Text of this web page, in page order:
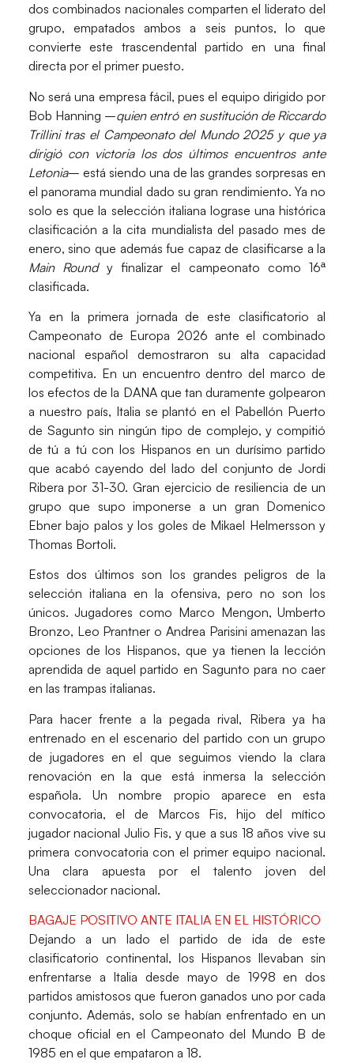
dos combinados nacionales comparten el liderato del
grupo, empatados ambos a seis puntos, lo que
convierte este trascendental partido en una final
directa por el primer puesto.
No será una empresa fácil, pues el equipo dirigido por
Bob Hanning –quien entró en sustitución de Riccardo
Trillini tras el Campeonato del Mundo 2025 y que ya
dirigió con victoria los dos últimos encuentros ante
Letonia– está siendo una de las grandes sorpresas en
el panorama mundial dado su gran rendimiento. Ya no
solo es que la selección italiana lograse una histórica
clasificación a la cita mundialista del pasado mes de
enero, sino que además fue capaz de clasificarse a la
Main Roundy finalizar el campeonato como 16ª
clasificada.
Ya en la primera jornada de este clasificatorio al
Campeonato de Europa 2026 ante el combinado
nacional español demostraron su alta capacidad
competitiva. En un encuentro dentro del marco de
los efectos de la DANA que tan duramente golpearon
a nuestro país, Italia se plantó en el Pabellón Puerto
de Sagunto sin ningún tipo de complejo, y compitió
de tú a tú con los Hispanos en un durísimo partido
que acabó cayendo del lado del conjunto deJordi
Ribera por 31-30. Gran ejercicio de resiliencia de un
grupo que supo imponerse a un gran Domenico
Ebnerbajo palos y los goles de Mikael Helmersson y
Thomas Bortoli.
Estos dos últimos son los grandes peligros de la
selección italiana en la ofensiva, pero no son los
únicos. Jugadores como Marco Mengon,Umberto
Bronzo, Leo Prantner o Andrea Parisini amenazan las
opciones de los Hispanos, que ya tienen la lección
aprendida de aquel partido en Sagunto para no caer
en las trampas italianas.
Para hacer frente a la pegada rival, Ribera ya ha
entrenado en el escenario del partido con un grupo
de jugadores en el que seguimos viendo la clara
renovación en la que está inmersa la selección
española. Un nombre propio aparece en esta
convocatoria, el de Marcos Fis, hijo del mítico
jugador nacional Julio Fis, y que a sus 18 años vive su
primera convocatoria con el primer equipo nacional.
Una clara apuesta por el talento joven del
seleccionador nacional.
BAGAJE POSITIVO ANTE ITALIA EN EL HISTÓRICO
Dejando a un lado el partido de ida de este
clasificatorio continental, los Hispanos llevaban sin
enfrentarse a Italia desde mayo de 1998 en dos
partidos amistosos que fueron ganados uno por cada
conjunto. Además, solo se habían enfrentado en un
choque oficial en el Campeonato del Mundo B de
1985 en el que empataron a 18.